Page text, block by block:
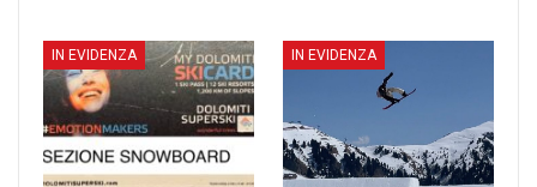
IN EVIDENZA IN EVIDENZA